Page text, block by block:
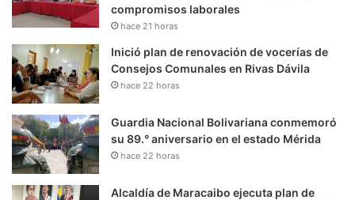
compromisos laborales
hace 21 horas
Inició plan de renovación de vocerías de
Consejos Comunales en Rivas Dávila
hace 22 horas
Guardia Nacional Bolivariana conmemoró
su 89.° aniversario en el estado Mérida
hace 22 horas
Alcaldía de Maracaibo ejecuta plan de